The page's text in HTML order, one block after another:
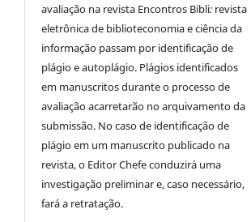
avaliação na revista Encontros Bibli: revista
eletrônica de biblioteconomia e ciência da
informação passam por identificação de
plágio e autoplágio. Plágios identificados
em manuscritos durante o processo de
avaliação acarretarão no arquivamento da
submissão. No caso de identificação de
plágio em um manuscrito publicado na
revista, o Editor Chefe conduzirá uma
investigação preliminar e, caso necessário,
fará a retratação.